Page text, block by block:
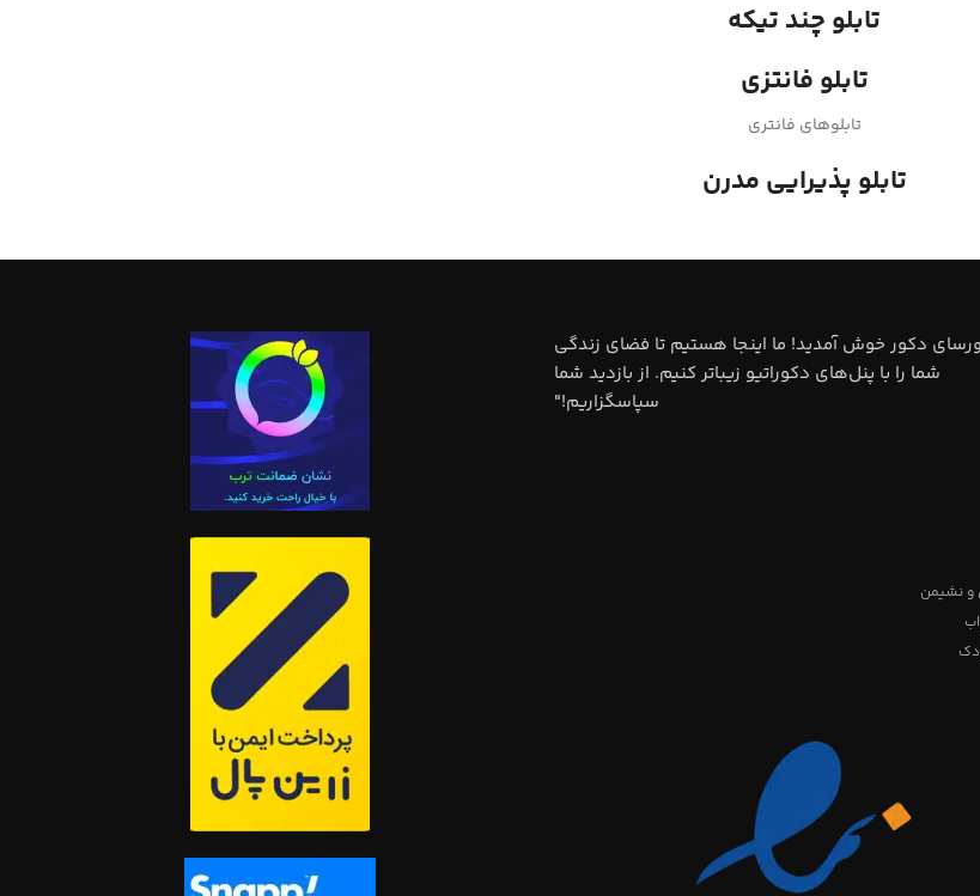
تابلو چند تیکه
تابلو فانتزی
تابلوهای فانتری
تابلو پذیرایی مدرن
دکور خوش آمدید! ما اینجا هستیم تا فضای زندگی
شما را با پنل‌های دکوراتیو زیباتر کنیم. از بازدید شما
سپاسگزاریم!"
و نشیمن